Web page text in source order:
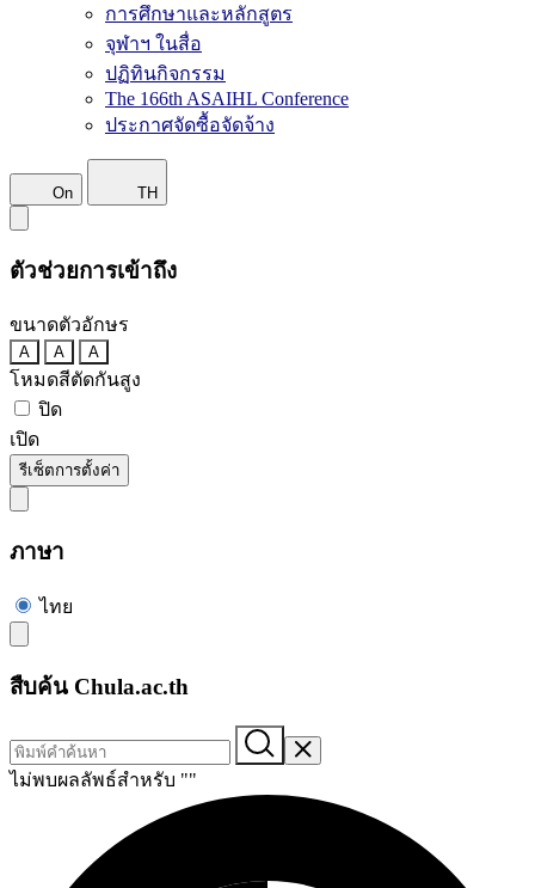
การศึกษาและหลักสูตร
จุฬาฯ ในสื่อ
ปฏิทินกิจกรรม
The 166th ASAIHL Conference
ประกาศจัดซื้อจัดจ้าง
On TH
ตัวช่วยการเข้าถึง
ขนาดตัวอักษร
A A A
โหมดสีตัดกันสูง
ปิด
เปิด
รีเซ็ตการตั้งค่า
ภาษา
ไทย
สืบค้น Chula.ac.th
ไม่พบผลลัพธ์สำหรับ ""